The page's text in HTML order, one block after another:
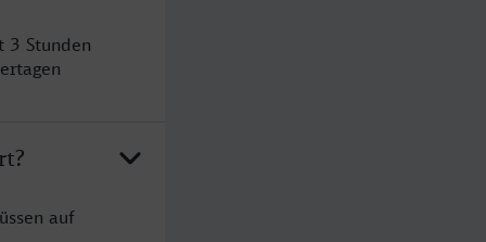
3 Stunden
auf